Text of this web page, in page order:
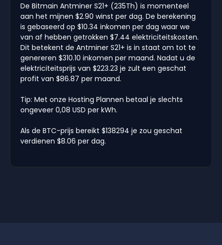
De Bitmain Antminer S21+ (235Th) is momenteel
aan het mijnen $2.90 winst per dag. De berekening
is gebaseerd op $10.34 inkomen per dag waar we
van af hebben getrokken $7.44 elektriciteitskosten.
Dit betekent de Antminer S21+ is in staat om tot te
genereren $310.10 inkomen per maand. Nadat u de
elektriciteitsprijs van $223.23 je zult een geschat
profit van $86.87 per maand.
Tip: Met onze Hosting Plannen betaal je slechts
ongeveer 0,08 USD per kWh.
Als de BTC-prijs bereikt $138294 je zou geschat
verdienen $8.06 per dag.